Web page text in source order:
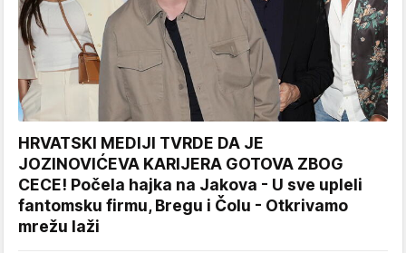
HRVATSKI MEDIJI TVRDE DA JE
JOZINOVIĆEVA KARIJERA GOTOVA ZBOG
CECE! Počela hajka na Jakova - U sve upleli
fantomsku firmu, Bregu i Čolu - Otkrivamo
mrežu laži